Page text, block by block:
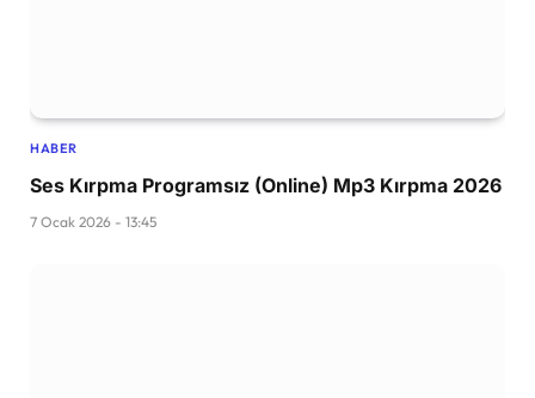
HABER
Ses Kırpma Programsız (Online) Mp3 Kırpma 2026
7 Ocak 2026 - 13:45